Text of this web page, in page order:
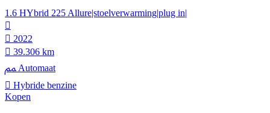
1.6 HYbrid 225 Allure|stoelverwarming|plug in|
2022
39.306 km
Automaat
Hybride benzine
Kopen